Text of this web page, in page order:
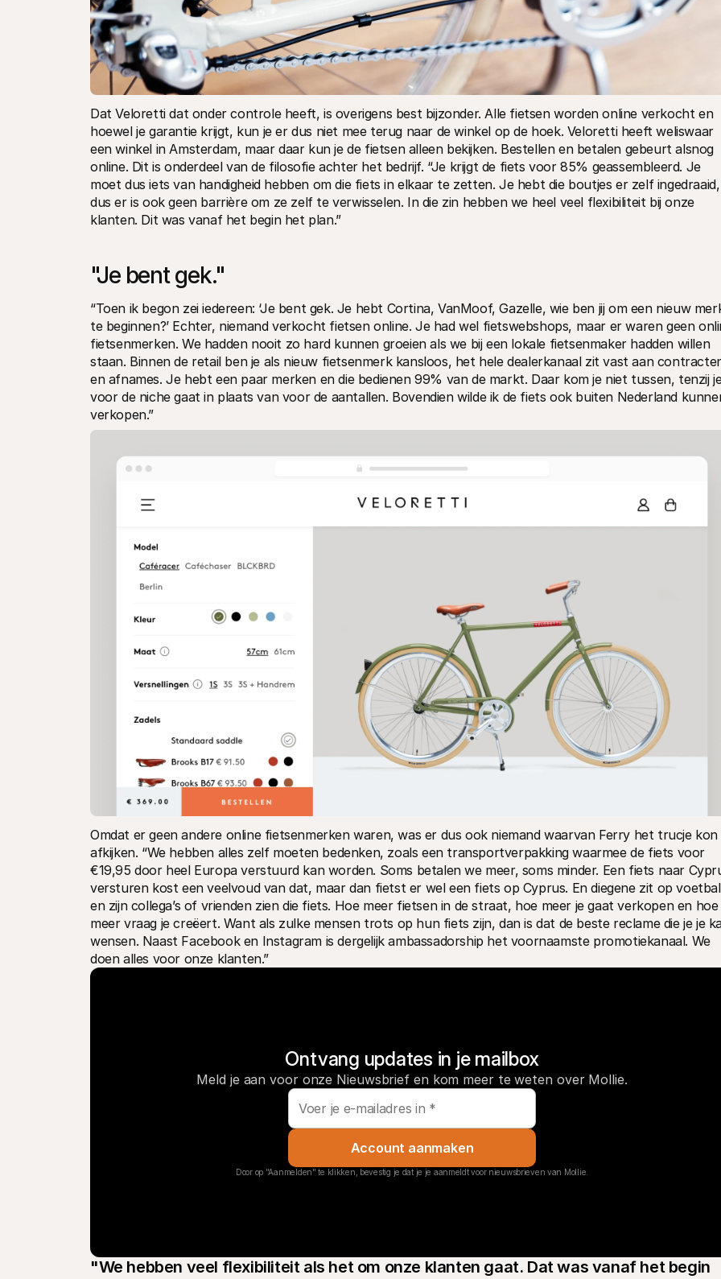
Dat Veloretti dat onder controle heeft, is overigens best bijzonder. Alle fietsen worden online verkocht en
hoewel je garantie krijgt, kun je er dus niet mee terug naar de winkel op de hoek. Veloretti heeft weliswaar
een winkel in Amsterdam, maar daar kun je de fietsen alleen bekijken. Bestellen en betalen gebeurt alsnog
online. Dit is onderdeel van de filosofie achter het bedrijf. “Je krijgt de fiets voor 85% geassembleerd. Je
moet dus iets van handigheid hebben om die fiets in elkaar te zetten. Je hebt die boutjes er zelf ingedraaid,
dus er is ook geen barrière om ze zelf te verwisselen. In die zin hebben we heel veel flexibiliteit bij onze
klanten. Dit was vanaf het begin het plan.”
"Je bent gek."
“Toen ik begon zei iedereen: ‘Je bent gek. Je hebt Cortina, VanMoof, Gazelle, wie ben jij om een nieuw
te beginnen?’ Echter, niemand verkocht fietsen online. Je had wel fietswebshops, maar er waren geen
fietsenmerken. We hadden nooit zo hard kunnen groeien als we bij een lokale fietsenmaker hadden willen
staan. Binnen de retail ben je als nieuw fietsenmerk kansloos, het hele dealerkanaal zit vast aan
en afnames. Je hebt een paar merken en die bedienen 99% van de markt. Daar kom je niet tussen, tenzij
voor de niche gaat in plaats van voor de aantallen. Bovendien wilde ik de fiets ook buiten Nederland
verkopen.”
Omdat er geen andere online fietsenmerken waren, was er dus ook niemand waarvan Ferry het trucje kon
afkijken. “We hebben alles zelf moeten bedenken, zoals een transportverpakking waarmee de fiets voor
€19,95 door heel Europa verstuurd kan worden. Soms betalen we meer, soms minder. Een fiets naar
versturen kost een veelvoud van dat, maar dan fietst er wel een fiets op Cyprus. En diegene zit op voetbal
en zijn collega’s of vrienden zien die fiets. Hoe meer fietsen in de straat, hoe meer je gaat verkopen en hoe
meer vraag je creëert. Want als zulke mensen trots op hun fiets zijn, dan is dat de beste reclame die je je
wensen. Naast Facebook en Instagram is dergelijk ambassadorship het voornaamste promotiekanaal. We
doen alles voor onze klanten.”
Ontvang updates in je mailbox
Meld je aan voor onze Nieuwsbrief en kom meer te weten over Mollie.
Account aanmaken
Door op "Aanmelden" te klikken, bevestig je dat je je aanmeldt voor nieuwsbrieven van Mollie.
"We hebben veel flexibiliteit als het om onze klanten gaat. Dat was vanaf het begin